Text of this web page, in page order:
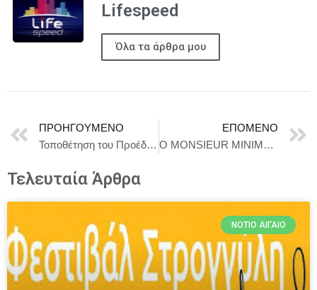
Lifespeed
Όλα τα άρθρα μου
ΠΡΟΗΓΟΎΜΕΝΟ
Τοποθέτηση του Προέδρου της ΕΣΕΤ στη Βουλή για το Σχέδιο Νόμου για τον Έντυπο και Ηλεκτρονικό Τύπο
ΕΠΌΜΕΝΟ
O MONSIEUR MINIMAL ΣΤΙΣ ΠΙΟ ΟΜΟΡΦΕΣ ΤΑΡΑΤΣΕΣ ΣΕ ΑΘΗΝΑ & ΘΕΣΣΑΛΟΝΙΚΗ. 4/7 ΣΤΟ GAZARTE & 10/7 ΣΤΟ SOUL
Τελευταία Άρθρα
ΝΌΤΙΟ ΑΙΓΑΊΟ